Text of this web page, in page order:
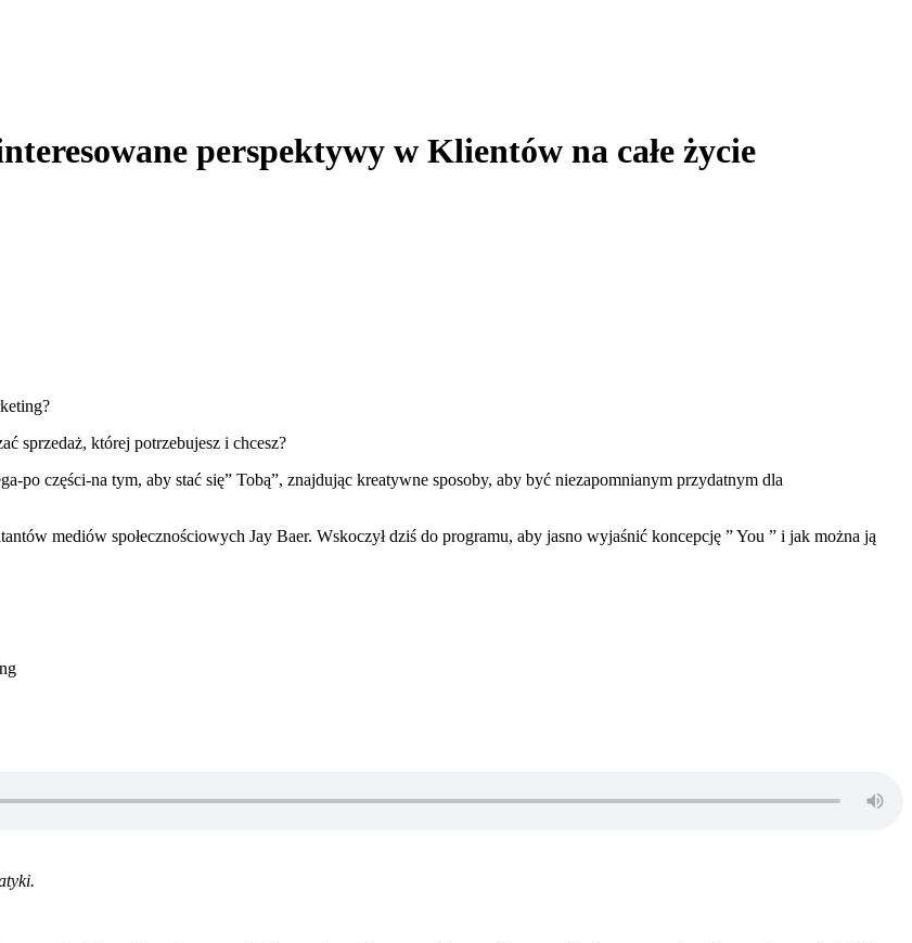
perspektywy w Klientów na całe życie
sprzedaż, której potrzebujesz i chcesz?
po części-na tym, aby stać się” Tobą”, znajdując kreatywne sposoby, aby być niezapomnianym przydatnym dla
mediów społecznościowych Jay Baer. Wskoczył dziś do programu, aby jasno wyjaśnić koncepcję ” You ” i jak można ją